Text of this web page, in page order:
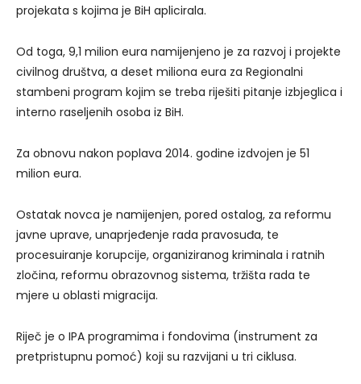
projekata s kojima je BiH aplicirala.
Od toga, 9,1 milion eura namijenjeno je za razvoj i projekte
civilnog društva, a deset miliona eura za Regionalni
stambeni program kojim se treba riješiti pitanje izbjeglica i
interno raseljenih osoba iz BiH.
Za obnovu nakon poplava 2014. godine izdvojen je 51
milion eura.
Ostatak novca je namijenjen, pored ostalog, za reformu
javne uprave, unaprjeđenje rada pravosuđa, te
procesuiranje korupcije, organiziranog kriminala i ratnih
zločina, reformu obrazovnog sistema, tržišta rada te
mjere u oblasti migracija.
Riječ je o IPA programima i fondovima (instrument za
pretpristupnu pomoć) koji su razvijani u tri ciklusa.